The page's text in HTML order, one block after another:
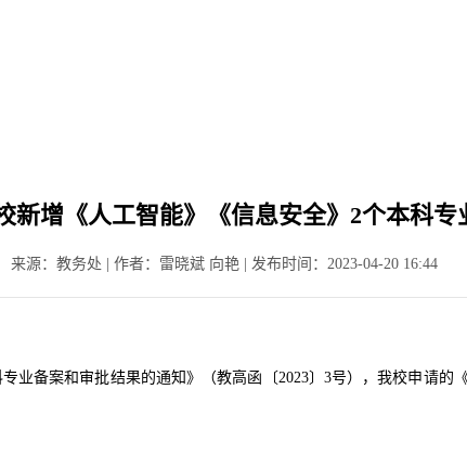
新增《人工智能》《信息安全》2个本科专
来源：教务处 | 作者：雷晓斌 向艳 | 发布时间：2023-04-20 16:44
备案和审批结果的通知》（教高函〔2023〕3号），我校申请的